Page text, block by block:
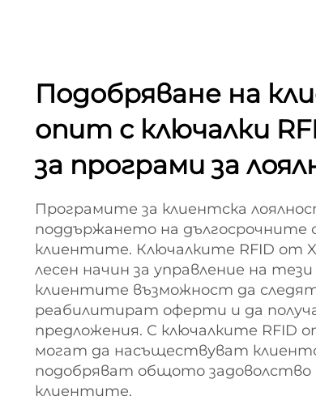
Подобряване на
опит с ключалки
за програми за
Програмите за клиентска
поддържането на
клиентите. Ключалките RFID от
лесен начин за управление на
клиентите възможност да
реабилитират оферти и да
предложения. С ключалките RFID
могат да насъществуват
подобряват общото задоволство
клиентите.